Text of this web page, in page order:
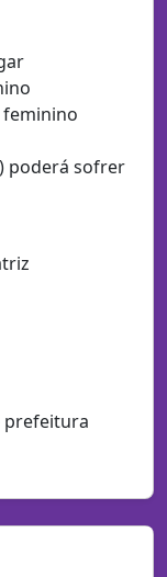
feminino
poderá sofrer
prefeitura